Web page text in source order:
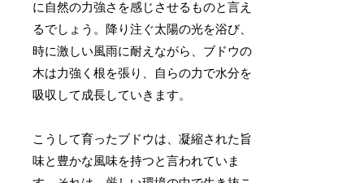
に自然の力強さを感じさせるものと言え
るでしょう。降り注ぐ太陽の光を浴び、
時に激しい風雨に耐えながら、ブドウの
木は力強く根を張り、自らの力で水分を
吸収して成長していきます。
こうして育ったブドウは、凝縮された旨
味と豊かな風味を持つと言われていま